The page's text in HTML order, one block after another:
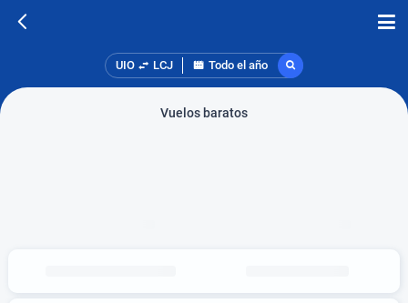
UIO LCJ Todo el año
Vuelos baratos